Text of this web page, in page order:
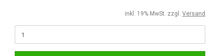
inkl. 19% MwSt. zzgl. Versand